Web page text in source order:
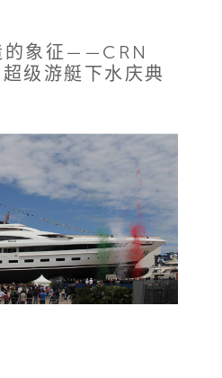
的象征——CRN
级游艇下水庆典